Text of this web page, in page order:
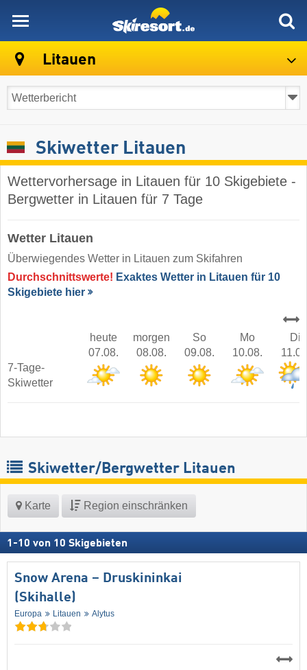
Litauen
Skiwetter Litauen
Wettervorhersage in Litauen für 10 Skigebiete -
Bergwetter in Litauen für 7 Tage
Wetter Litauen
Überwiegendes Wetter in Litauen zum Skifahren
Durchschnittswerte! Exaktes Wetter in Litauen für 10
Skigebiete hier
heute
07.08.
morgen
08.08.
So
09.08.
Mo
10.08.
Di
7-Tage-
Skiwetter
Skiwetter/Bergwetter Litauen
Karte Region einschränken
1 -10 von 10 Skigebieten
Snow Arena – Druskininkai
(Skihalle)
Europa Litauen Alytus